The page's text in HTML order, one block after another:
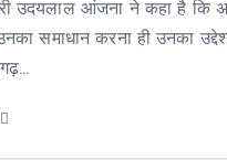
उदयलाल आंजना ने कहा है कि
समाधान करना ही उनका